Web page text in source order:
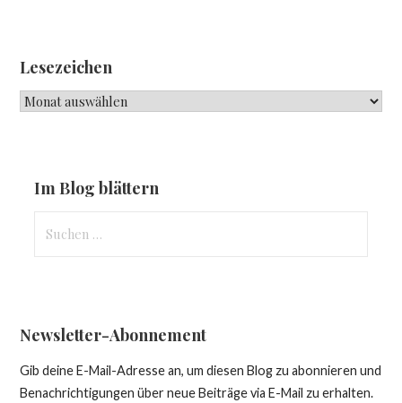
Lesezeichen
Lesezeichen
Im Blog blättern
nach:
Newsletter-Abonnement
Gib deine E-Mail-Adresse an, um diesen Blog zu abonnieren und
Benachrichtigungen über neue Beiträge via E-Mail zu erhalten.